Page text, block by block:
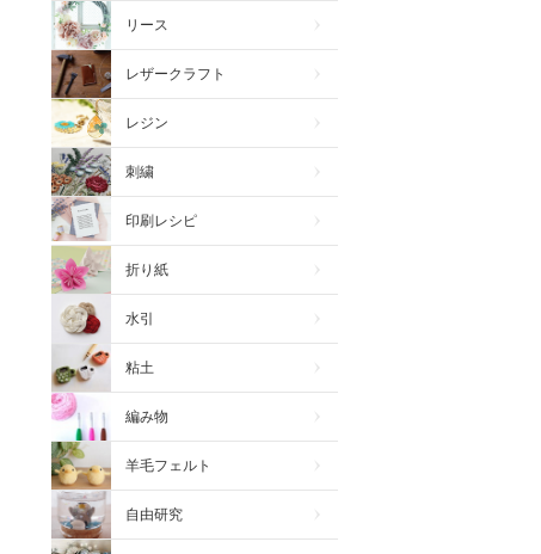
リース
レザークラフト
レジン
刺繍
印刷レシピ
折り紙
水引
粘土
編み物
羊毛フェルト
自由研究